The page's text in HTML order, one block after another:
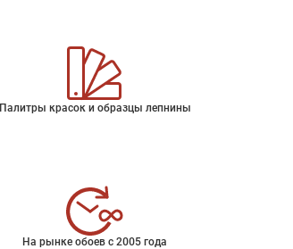
Палитры красок и образцы лепнины
На рынке обоев с 2005 года